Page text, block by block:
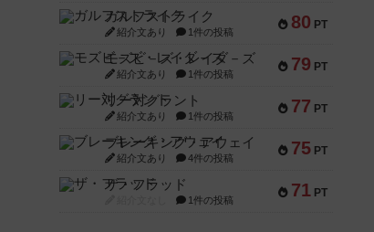
80 PT
ガルフストライク
紹介文あり 1件の投稿
79 PT
モズビ－ズ・レイダ－ズ
紹介文あり 1件の投稿
77 PT
リー対グラント
紹介文あり 1件の投稿
75 PT
ブレーキング・アウェイ
紹介文あり 4件の投稿
71 PT
ザ・フラッド
1件の投稿